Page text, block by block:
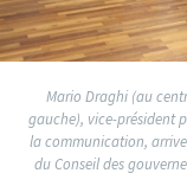
Mario Draghi (au
gauche), vice-président
la communication,
du Conseil des